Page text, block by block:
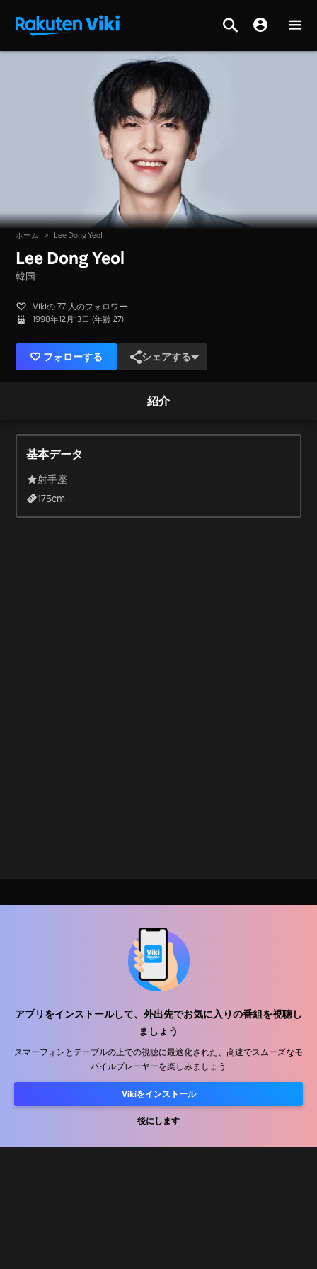
アプリをインストールして、外出先でお気に入りの番組を視聴し
ましょう
スマーフォンとテーブルの上での視聴に最適化された、高速でスムーズなモ
バイルプレーヤーを楽しみましょう
Vikiをインストール
後にします
ホーム > Lee Dong Yeol
Lee Dong Yeol
韓国
Vikiの 77 人のフォロワー
1998年12月13日 (年齢 27)
フォローする シェアする
紹介
基本データ
射手座
175cm
ヘルプセンター